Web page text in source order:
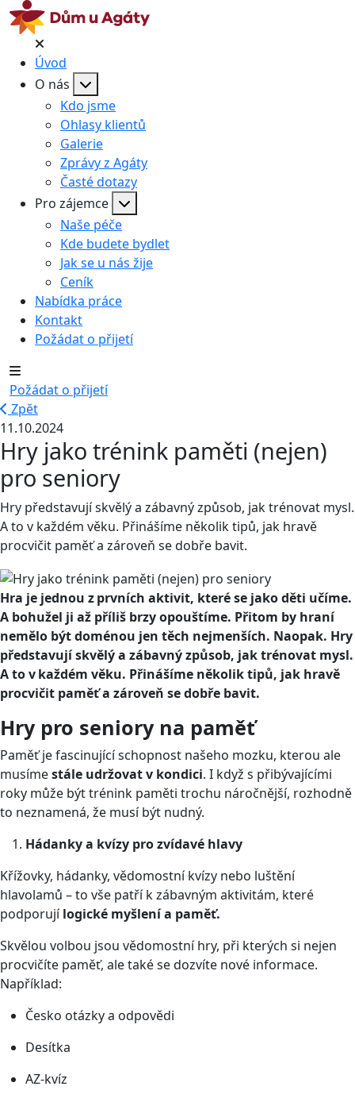
Úvod
O nás
Kdo jsme
Ohlasy klientů
Galerie
Zprávy z Agáty
Časté dotazy
Pro zájemce
Naše péče
Kde budete bydlet
Jak se u nás žije
Ceník
Nabídka práce
Kontakt
Požádat o přijetí
Požádat o přijetí
Zpět
11.10.2024
Hry jako trénink paměti (nejen)
pro seniory
Hry představují skvělý a zábavný způsob, jak trénovat mysl.
A to v každém věku. Přinášíme několik tipů, jak hravě
procvičit paměť a zároveň se dobře bavit.
Hra je jednou z prvních aktivit, které se jako děti učíme.
A bohužel ji až příliš brzy opouštíme. Přitom by hraní
nemělo být doménou jen těch nejmenších. Naopak. Hry
představují skvělý a zábavný způsob, jak trénovat mysl.
A to v každém věku. Přinášíme několik tipů, jak hravě
procvičit paměť a zároveň se dobře bavit.
Hry pro seniory na paměť
Paměť je fascinující schopnost našeho mozku, kterou ale
musímestále udržovat v kondici. I když s přibývajícími
roky může být trénink paměti trochu náročnější, rozhodně
to neznamená, že musí být nudný.
Hádanky a kvízy pro zvídavé hlavy
Křížovky, hádanky, vědomostní kvízy nebo luštění
hlavolamů – to vše patří k zábavným aktivitám, které
podporujílogické myšlení a paměť.
Skvělou volbou jsou vědomostní hry, při kterých si nejen
procvičíte paměť, ale také se dozvíte nové informace.
Například:
Česko otázky a odpovědi
Desítka
AZ-kvíz